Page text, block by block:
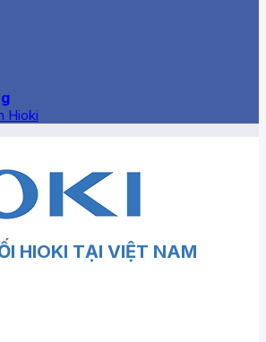
Hioki
HIOKI TẠI VIỆT NAM